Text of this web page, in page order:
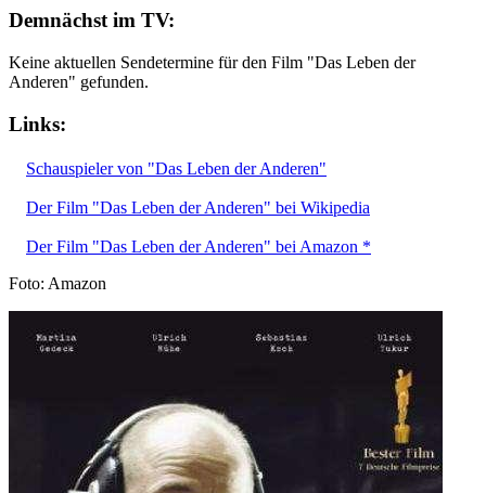
Demnächst im TV:
Keine aktuellen Sendetermine für den Film "Das Leben der
Anderen" gefunden.
Links:
Schauspieler von "Das Leben der Anderen"
Der Film "Das Leben der Anderen" bei Wikipedia
Der Film "Das Leben der Anderen" bei Amazon *
Foto: Amazon